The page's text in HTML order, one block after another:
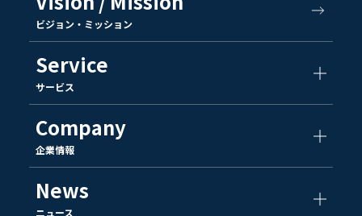
ビジョン・ミッション
Service
サービス
Company
企業情報
News
ニュース